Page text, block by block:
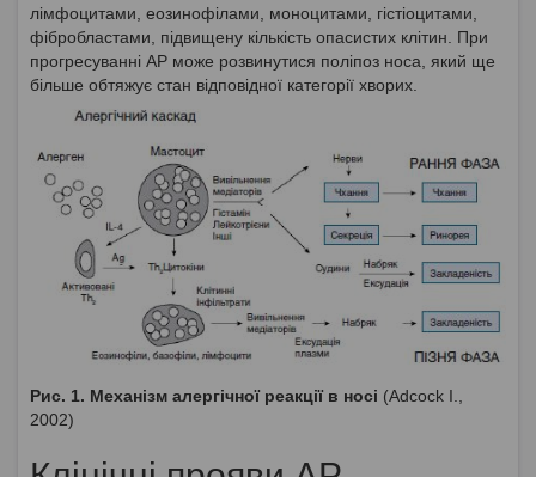
лімфоцитами, еозинофілами, моноцитами, гістіоцитами,
фібробластами, підвищену кількість опасистих клітин. При
прогресуванні АР може розвинутися поліпоз носа, який ще
більше обтяжує стан відповідної категорії хворих.
Рис. 1. Механізм алергічної реакції в носі (Adcock I.,
2002)